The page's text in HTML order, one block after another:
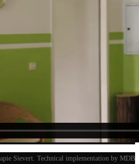
Sievert. Technical implementation by MDB